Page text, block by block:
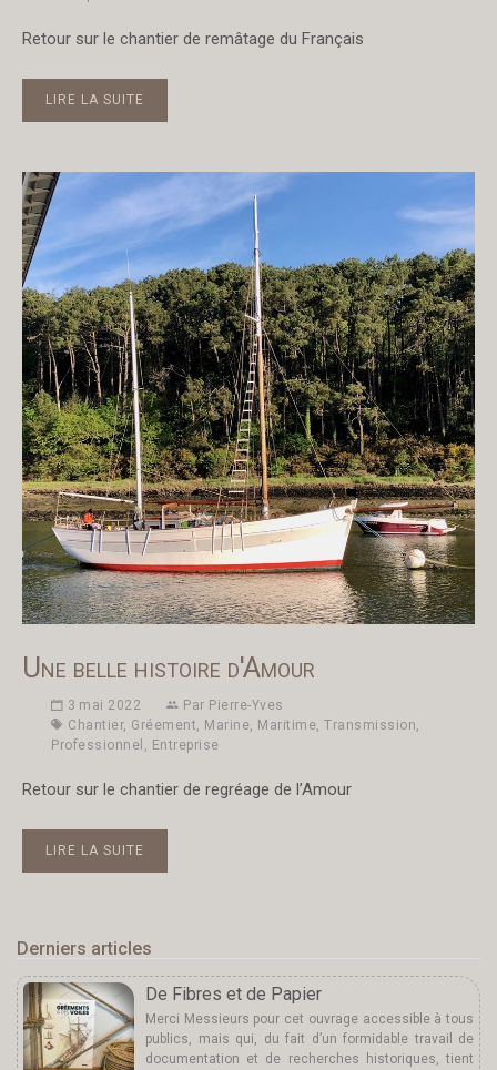
Retour sur le chantier de remâtage du Français
LIRE LA SUITE
Une belle histoire d'Amour
3 mai 2022 Par Pierre-Yves
Chantier, Gréement, Marine, Maritime, Transmission,
Professionnel , Entreprise
Retour sur le chantier de regréage de l’Amour
LIRE LA SUITE
Derniers articles
De Fibres et de Papier
Merci Messieurs pour cet ouvrage accessible à tous
publics, mais qui, du fait d’un formidable travail de
documentation et de recherches historiques, tient